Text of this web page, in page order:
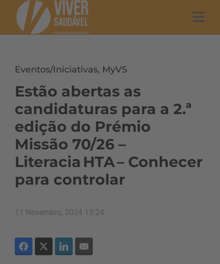
Eventos/Iniciativas, MyVS
Estão abertas as
candidaturas para a 2.ª
edição do Prémio
Missão 70/26 –
Literacia HTA – Conhecer
para controlar
11 Novembro, 2024 13:24